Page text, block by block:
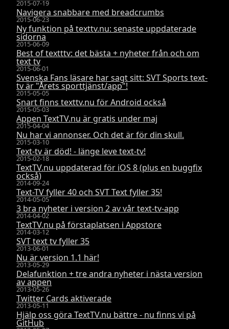
2015-07-19
Navigera snabbare med breadcrumbs
2015-06-23
Ny funktion på texttv.nu: senaste uppdaterade
sidorna
2015-06-09
Best of textttv: det bästa + nyheter från och om
text tv
2015-06-01
Svenska Fans läsare har sagt sitt: SVT Sports text-
tv är "Årets sporttjänst/app"!
2015-05-05
Snart finns texttv.nu för Android också
2015-05-03
Appen TextTV.nu är gratis under maj
2015-04-04
Nu har vi annonser. Och det är för din skull.
2015-03-10
Text-tv är död! - länge leve text-tv!
2015-02-18
TextTV.nu uppdaterad för iOS 8 (plus en buggfix
också)
2014-09-24
Text-TV fyller 40 och SVT Text fyller 35!
2014-05-05
3 bra nyheter i version 2 av vår text-tv-app
2014-04-02
TextTV.nu på förstaplatsen i Appstore
2014-03-12
SVT text tv fyller 35
2013-06-01
Nu är version 1.1 här!
2013-05-29
Delafunktion + tre andra nyheter i nästa version
av appen
2013-05-26
Twitter Cards aktiverade
2013-05-11
Hjälp oss göra TextTV.nu bättre - nu finns vi på
GitHub